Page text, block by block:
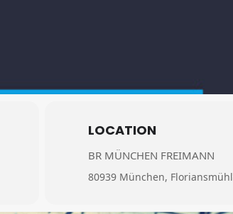
LOCATION
BR MÜNCHEN FREIMANN
80939 München,